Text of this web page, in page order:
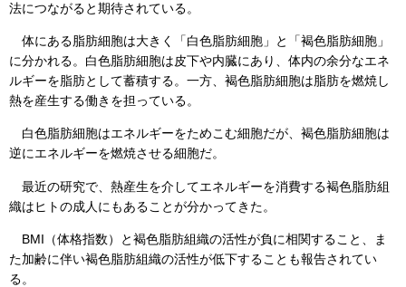
法につながると期待されている。
体にある脂肪細胞は大きく「白色脂肪細胞」と「褐色脂肪細胞」
に分かれる。白色脂肪細胞は皮下や内臓にあり、体内の余分なエネ
ルギーを脂肪として蓄積する。一方、褐色脂肪細胞は脂肪を燃焼し
熱を産生する働きを担っている。
白色脂肪細胞はエネルギーをためこむ細胞だが、褐色脂肪細胞は
逆にエネルギーを燃焼させる細胞だ。
最近の研究で、熱産生を介してエネルギーを消費する褐色脂肪組
織はヒトの成人にもあることが分かってきた。
BMI（体格指数）と褐色脂肪組織の活性が負に相関すること、ま
た加齢に伴い褐色脂肪組織の活性が低下することも報告されてい
る。